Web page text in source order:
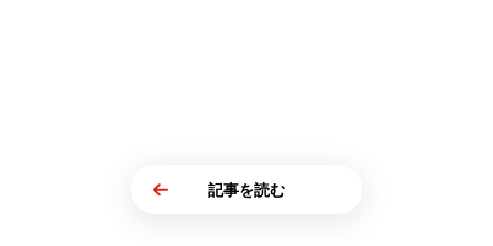
記事を読む